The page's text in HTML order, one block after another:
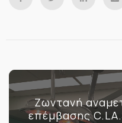
Ζωντανή
επέμβασης